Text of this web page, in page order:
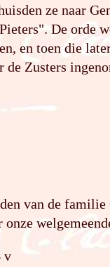
ze naar
De orde
en toen die
Zusters
van de
v